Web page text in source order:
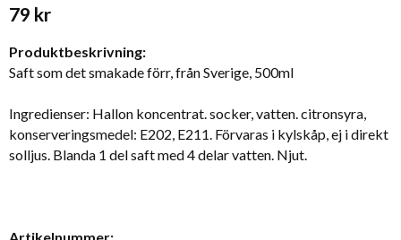
79 kr
Produktbeskrivning:
Saft som det smakade förr, från Sverige, 500ml
Ingredienser: Hallon koncentrat. socker, vatten. citronsyra,
konserveringsmedel: E202, E211. Förvaras i kylskåp, ej i direkt
solljus. Blanda 1 del saft med 4 delar vatten. Njut.